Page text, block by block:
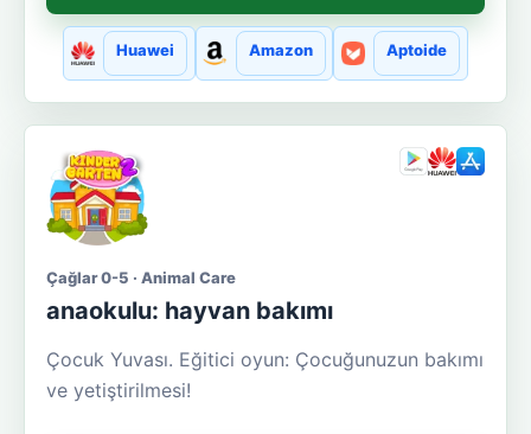
Huawei Amazon Aptoide
Çağlar 0-5 · Animal Care
anaokulu: hayvan bakımı
Çocuk Yuvası. Eğitici oyun: Çocuğunuzun bakımı
ve yetiştirilmesi!